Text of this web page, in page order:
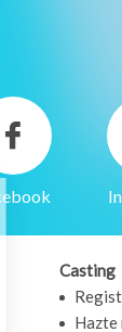
Casting
Hazte